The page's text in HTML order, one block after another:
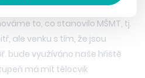
to, co stanovilo MŠMT, tj.
ale venku s tím, že jsou
bude využíváno naše hřiště
má mít tělocvik